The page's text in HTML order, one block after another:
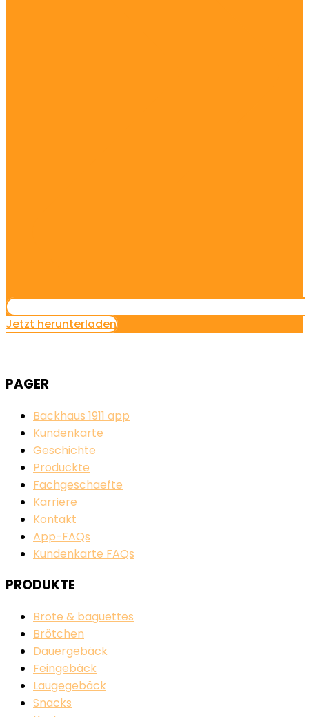
Jetzt herunterladen
PAGER
Backhaus 1911 app
Kundenkarte
Geschichte
Produckte
Fachgeschaefte
Karriere
Kontakt
App-FAQs
Kundenkarte FAQs
PRODUKTE
Brote & baguettes
Brötchen
Dauergebäck
Feingebäck
Laugegebäck
Snacks